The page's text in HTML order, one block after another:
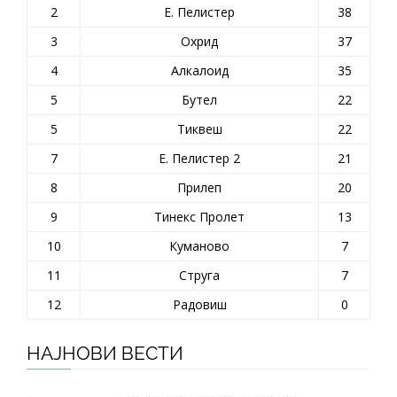
2
Е. Пелистер
38
3
Охрид
37
4
Алкалоид
35
5
Бутел
22
5
Тиквеш
22
7
Е. Пелистер 2
21
8
Прилеп
20
9
Тинекс Пролет
13
10
Куманово
7
11
Струга
7
12
Радовиш 0
НАЈНОВИ ВЕСТИ